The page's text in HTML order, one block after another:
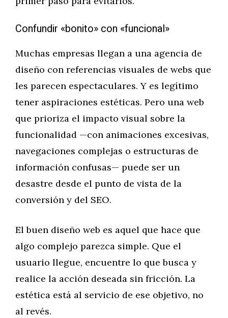
Confundir «bonito» con «funcional»
Muchas empresas llegan a una agencia de
diseño con referencias visuales de webs que
les parecen espectaculares. Y es legítimo
tener aspiraciones estéticas. Pero una web
que prioriza el impacto visual sobre la
funcionalidad —con animaciones excesivas,
navegaciones complejas o estructuras de
información confusas— puede ser un
desastre desde el punto de vista de la
conversión y del SEO.
El buen diseño web es aquel que hace que
algo complejo parezca simple. Que el
usuario llegue, encuentre lo que busca y
realice la acción deseada sin fricción. La
estética está al servicio de ese objetivo, no
al revés.